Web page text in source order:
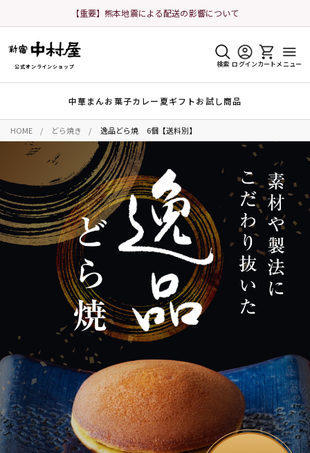
【重要】熊本地震による配送の影響について
公式オンラインショップ 検索 ログインカート メニュー
中華まんお菓子カレー夏ギフトお試し商品
HOME どら焼き 逸品どら焼 6個【送料別】